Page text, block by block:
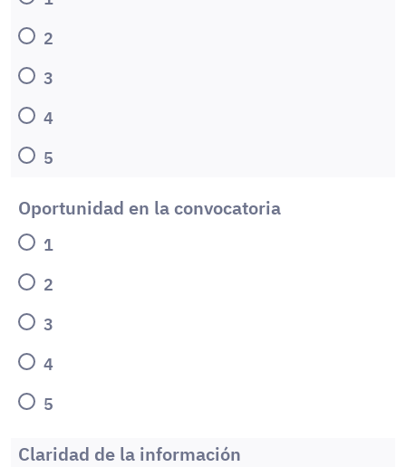
2
3
4
5
Oportunidad en la convocatoria
1
2
3
4
5
Claridad de la información